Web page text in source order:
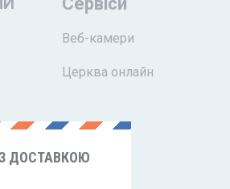
Веб-камери
Церква онлайн
ДОСТАВКОЮ